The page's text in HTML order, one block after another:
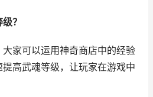
？
家可以运用神奇商店中的经验
高武魂等级，让玩家在游戏中